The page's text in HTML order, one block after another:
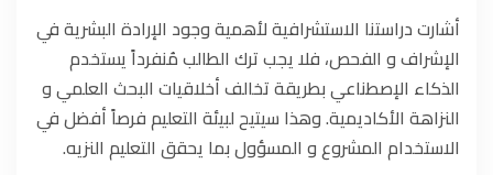
أشارت دراستنا الاستشرافية لأهمية وجود الإرادة البشرية في
الإشراف و الفحص، فلا يجب ترك الطالب مُنفرداً يستخدم
الذكاء الإصطناعي بطريقة تخالف أخلاقيات البحث العلمي و
النزاهة الأكاديمية. وهذا سيتيح لبيئة التعليم فرصاً أفضل في
الاستخدام المشروع و المسؤول بما يحقق التعليم النزيه.